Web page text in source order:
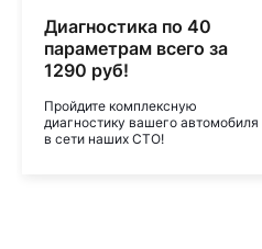
Диагностика по 40
параметрам всего за
1290 руб!
Пройдите комплексную
диагностику вашего автомобиля
в сети наших СТО!